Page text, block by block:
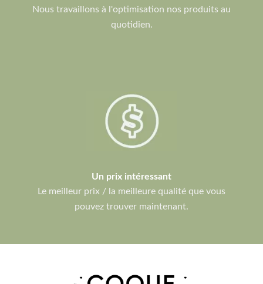
Nous travaillons à l'optimisation nos produits au
quotidien.
Un prix intéressant
Le meilleur prix / la meilleure qualité que vous
pouvez trouver maintenant.